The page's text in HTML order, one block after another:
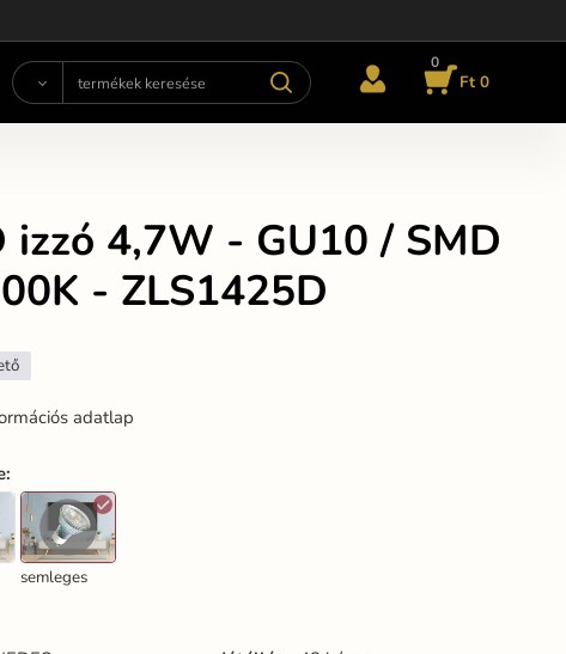
0
Ft 0
izzó 4,7W - GU10 / SMD
- ZLS1425D
adatlap
:
semleges